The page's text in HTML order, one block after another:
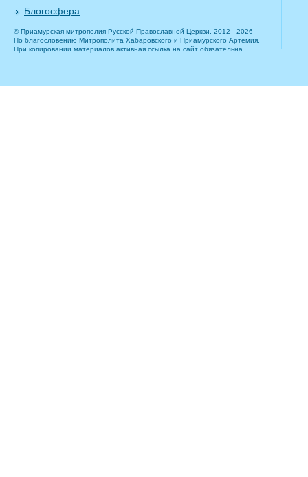
Блогосфера
© Приамурская митрополия Русской Православной Церкви, 2012 - 2026
По благословению Митрополита Хабаровского и Приамурского Артемия.
При копировании материалов активная ссылка на сайт обязательна.